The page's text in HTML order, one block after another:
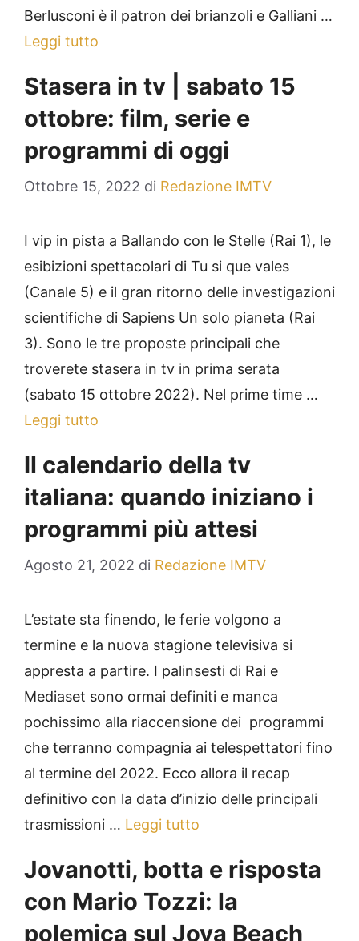
Berlusconi è il patron dei brianzoli e Galliani …
Leggi tutto
Stasera in tv | sabato 15
ottobre: film, serie e
programmi di oggi
Ottobre 15, 2022 di Redazione IMTV
I vip in pista a Ballando con le Stelle (Rai 1), le
esibizioni spettacolari di Tu si que vales
(Canale 5) e il gran ritorno delle investigazioni
scientifiche di Sapiens Un solo pianeta (Rai
3). Sono le tre proposte principali che
troverete stasera in tv in prima serata
(sabato 15 ottobre 2022). Nel prime time …
Leggi tutto
Il calendario della tv
italiana: quando iniziano i
programmi più attesi
Agosto 21, 2022 di Redazione IMTV
L’estate sta finendo, le ferie volgono a
termine e la nuova stagione televisiva si
appresta a partire. I palinsesti di Rai e
Mediaset sono ormai definiti e manca
pochissimo alla riaccensione dei programmi
che terranno compagnia ai telespettatori fino
al termine del 2022. Ecco allora il recap
definitivo con la data d’inizio delle principali
trasmissioni … Leggi tutto
Jovanotti, botta e risposta
con Mario Tozzi: la
polemica sul Jova Beach